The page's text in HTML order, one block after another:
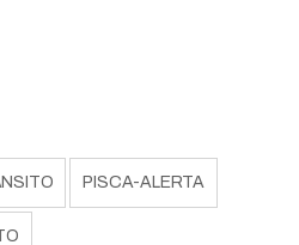
PISCA-ALERTA